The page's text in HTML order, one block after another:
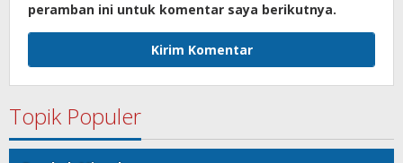
peramban ini untuk komentar saya berikutnya.
Topik Populer